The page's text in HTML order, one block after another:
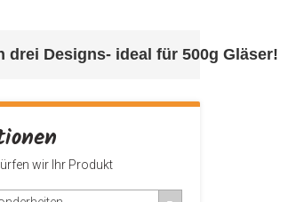
Designs- ideal für 500g Gläser!
wir Ihr Produkt